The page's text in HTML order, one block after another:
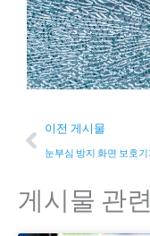
Prev
이전 게시물
게시물 관련